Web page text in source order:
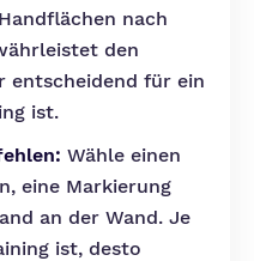
nach
den
entscheidend für ein
ist.
Wähle einen
eine Markierung
an der Wand. Je
ist, desto